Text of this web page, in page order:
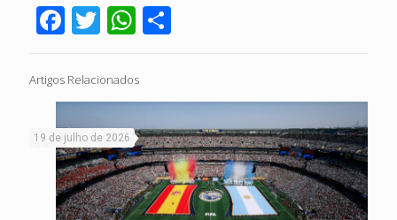
Facebook
TwitterWhatsApp
Share
Artigos Relacionados
19 de julho de 2026